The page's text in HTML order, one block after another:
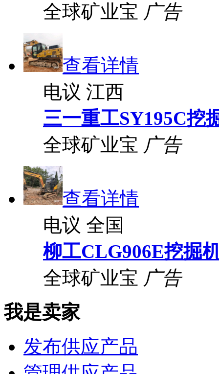
全球矿业宝 广告
查看详情
电议 江西
三一重工SY195C挖
全球矿业宝 广告
查看详情
电议 全国
柳工CLG906E挖掘
全球矿业宝 广告
我是卖家
发布供应产品